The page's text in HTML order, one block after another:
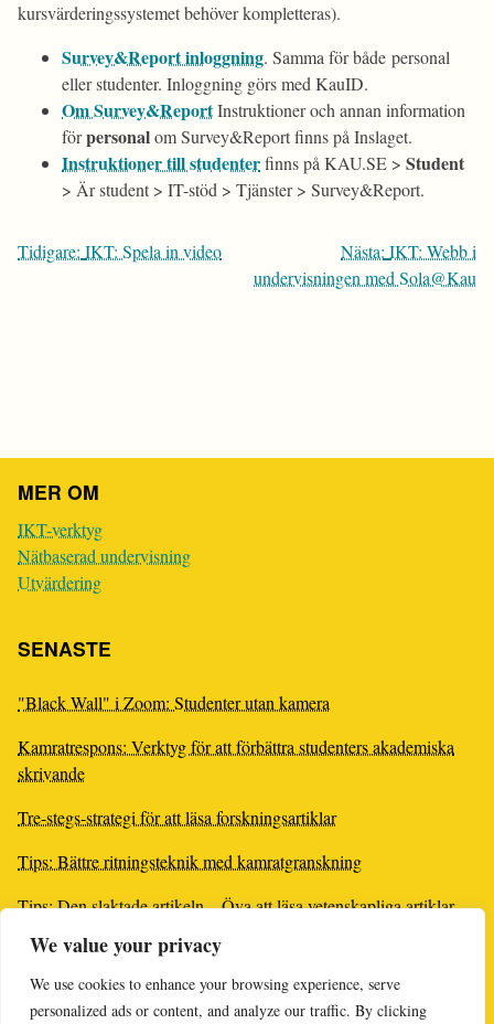
We value your privacy
We use cookies to enhance your browsing experience, serve
personalized ads or content, and analyze our traffic. By clicking
kursvärderingssystemet behöver kompletteras).
Survey&Report inloggning. Samma för både personal
eller studenter. Inloggning görs med KauID.
Om Survey&ReportInstruktioner och annan information
förpersonalom Survey&Report finns på Inslaget.
Instruktioner till studenterfinns på KAU.SE > Student
> Är student > IT-stöd > Tjänster > Survey&Report.
Inläggsnavigering
Tidigare: IKT: Spela in video Nästa: IKT: Webb i
undervisningen med Sola@Kau
MER OM
IKT-verktyg
Nätbaserad undervisning
Utvärdering
SENASTE
"Black Wall" i Zoom: Studenter utan kamera
Kamratrespons: Verktyg för att förbättra studenters akademiska
skrivande
Tre-stegs-strategi för att läsa forskningsartiklar
Tips: Bättre ritningsteknik med kamratgranskning
Tips: Den slaktade artikeln – Öva att läsa vetenskapliga artiklar
Kursdesign för distans: Skillnaden för läraren
Återkoppla om svagt språk: Hur gör man?